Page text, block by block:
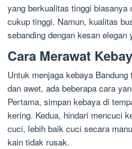
yang berkualitas tinggi biasanya
cukup tinggi. Namun, kualitas
sebanding dengan kesan elegan
Cara Merawat
Untuk menjaga kebaya
dan awet, ada beberapa cara
Pertama, simpan kebaya di
kering. Kedua, hindari mencuci
cuci, lebih baik cuci secara
kain tidak rusak.